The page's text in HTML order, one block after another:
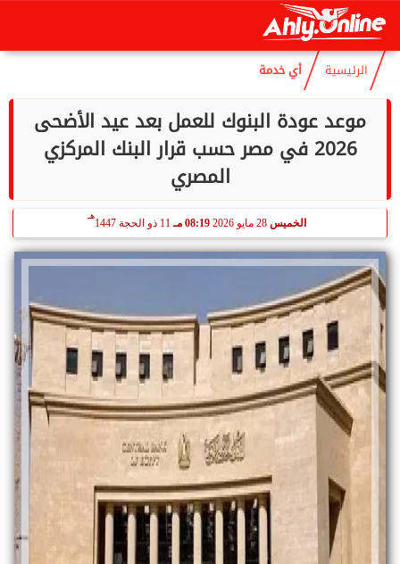
الجمعة
الرئيسية أي خدمة
موعد عودة البنوك للعمل بعد عيد الأضحى
2026 في مصر حسب قرار البنك المركزي
المصري
الخميس 28 مايو 2026 08:19 مـ 11 ذو الحجة 1447
هـ